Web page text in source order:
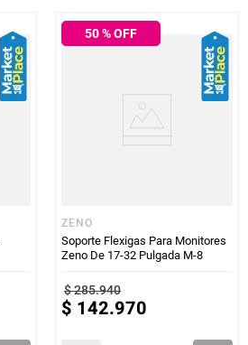
50% OFF
ZENO
Soporte Flexigas Para Monitores
Zeno De 17-32 Pulgada M-8
$285.940
$ 142.970